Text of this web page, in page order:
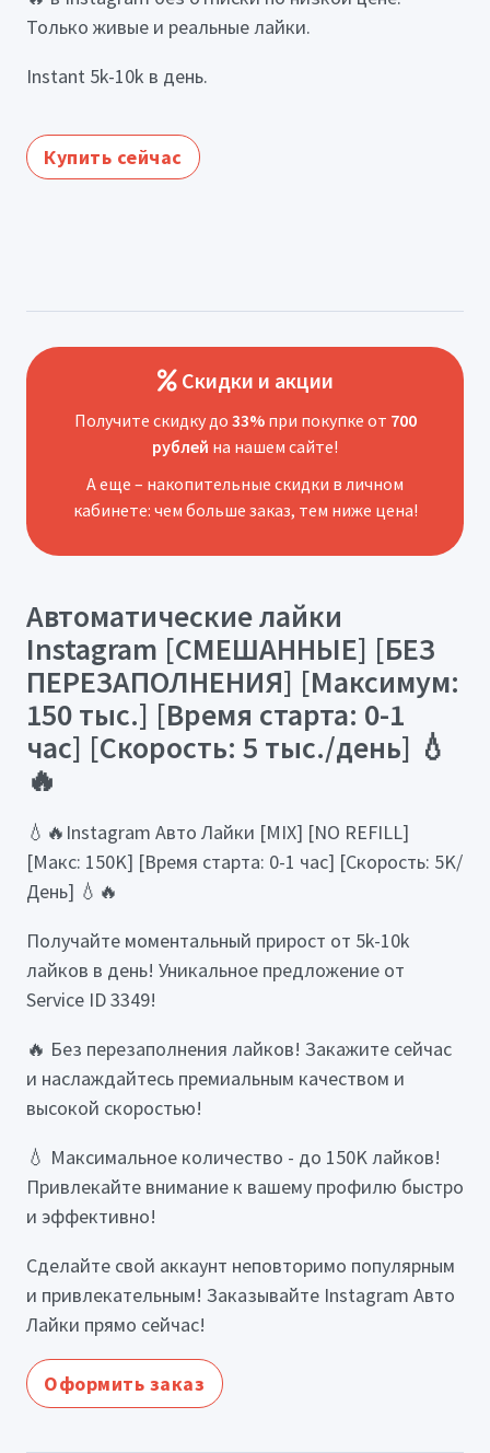
Только живые и реальные лайки.
Instant 5k-10k в день.
Купить сейчас
Скидки и акции
Получите скидку до 33%при покупке от 700
рублей на нашем сайте!
А еще – накопительные скидки в личном
кабинете: чем больше заказ, тем ниже цена!
Автоматические лайки
Instagram [СМЕШАННЫЕ] [БЕЗ
ПЕРЕЗАПОЛНЕНИЯ] [Максимум:
150 тыс.] [Время старта: 0-1
час] [Скорость: 5 тыс./день] 💧
🔥
💧🔥Instagram Авто Лайки [MIX] [NO REFILL]
[Макс: 150K] [Время старта: 0-1 час] [Скорость: 5K/
День] 💧🔥
Получайте моментальный прирост от 5k-10k
лайков в день! Уникальное предложение от
Service ID 3349!
🔥 Без перезаполнения лайков! Закажите сейчас
и наслаждайтесь премиальным качеством и
высокой скоростью!
💧 Максимальное количество - до 150K лайков!
Привлекайте внимание к вашему профилю быстро
и эффективно!
Сделайте свой аккаунт неповторимо популярным
и привлекательным! Заказывайте Instagram Авто
Лайки прямо сейчас!
Оформить заказ